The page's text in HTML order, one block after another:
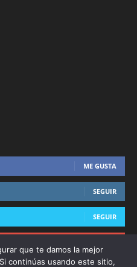
ME GUSTA
SEGUIR
SEGUIR
que te damos la mejor
continúas usando este sitio,